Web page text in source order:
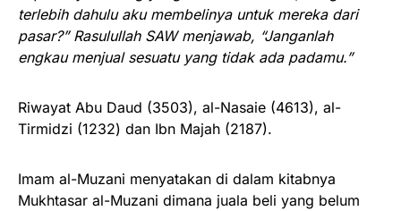
terlebih dahulu aku membelinya untuk mereka dari
pasar?” Rasulullah SAW menjawab, “Janganlah
engkau menjual sesuatu yang tidak ada padamu.”
Riwayat Abu Daud (3503), al-Nasaie (4613), al-
Tirmidzi (1232) dan Ibn Majah (2187).
Imam al-Muzani menyatakan di dalam kitabnya
Mukhtasar al-Muzani dimana juala beli yang belum